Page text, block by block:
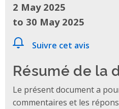
2 May 2025
to 30 May 2025
Suivre cet avis
Résumé de la
Le présent document a
commentaires et les